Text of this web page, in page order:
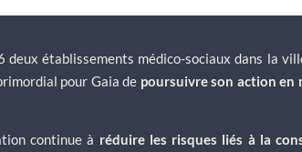
établissements médico-sociaux dans la
pour Gaia de poursuivre son action en
continue à réduire les risques liés à la